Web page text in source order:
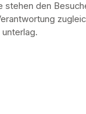
den